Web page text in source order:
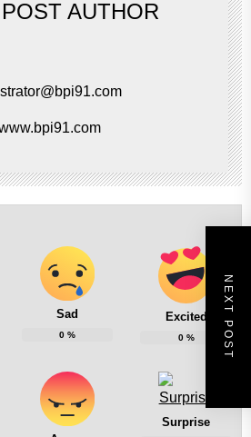
AUTHOR
Sad
0%
Excited
0%
Surprise
NEXT POST